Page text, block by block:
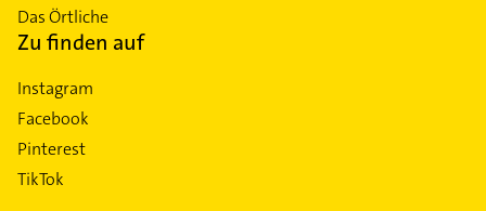
Das Örtliche
Zu finden auf
Instagram
Facebook
Pinterest
TikTok